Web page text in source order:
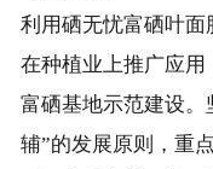
利用硒无忧富硒叶
在种植业上推广应
富硒基地示范建设。
辅”的发展原则，重